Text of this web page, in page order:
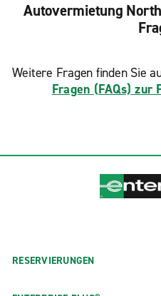
Autovermietung
Weitere Fragen finden Sie
Fragen (FAQs) zur
RESERVIERUNGEN